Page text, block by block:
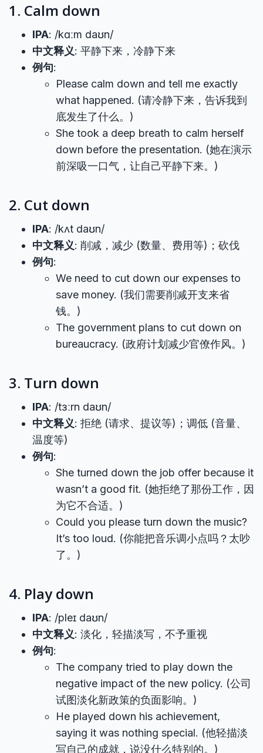
1. Calm down
IPA: /kɑːm daʊn/
中文释义: 平静下来，冷静下来
例句:
Please calm down and tell me exactly
what happened. (请冷静下来，告诉我到
底发生了什么。)
She took a deep breath to calm herself
down before the presentation. (她在演示
前深吸一口气，让自己平静下来。)
2. Cut down
IPA: /kʌt daʊn/
中文释义: 削减，减少 (数量、费用等)；砍伐
例句:
We need to cut down our expenses to
save money. (我们需要削减开支来省
钱。)
The government plans to cut down on
bureaucracy. (政府计划减少官僚作风。)
3. Turn down
IPA: /tɜːrn daʊn/
中文释义: 拒绝 (请求、提议等)；调低 (音量、
温度等)
例句:
She turned down the job offer because it
wasn’t a good fit. (她拒绝了那份工作，因
为它不合适。)
Could you please turn down the music?
It’s too loud. (你能把音乐调小点吗？太吵
了。)
4. Play down
IPA: /pleɪ daʊn/
中文释义: 淡化，轻描淡写，不予重视
例句:
The company tried to play down the
negative impact of the new policy. (公司
试图淡化新政策的负面影响。)
He played down his achievement,
saying it was nothing special. (他轻描淡
写自己的成就，说没什么特别的。)